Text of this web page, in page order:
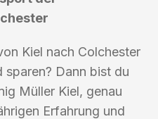
Kiel nach Colchester
sparen? Dann bist du
Müller Kiel, genau
Erfahrung und